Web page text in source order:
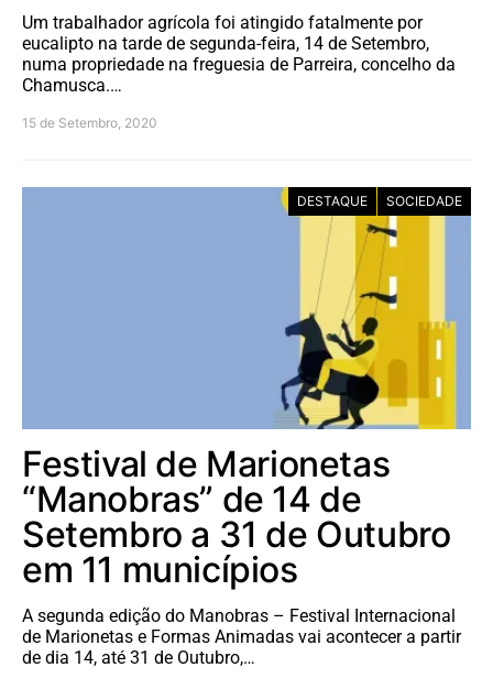
Um trabalhador agrícola foi atingido fatalmente por
eucalipto na tarde de segunda-feira, 14 de Setembro,
numa propriedade na freguesia de Parreira, concelho da
Chamusca.…
15 de Setembro, 2020
DESTAQUE SOCIEDADE
Festival de Marionetas
“Manobras” de 14 de
Setembro a 31 de Outubro
em 11 municípios
A segunda edição do Manobras – Festival Internacional
de Marionetas e Formas Animadas vai acontecer a partir
de dia 14, até 31 de Outubro,…